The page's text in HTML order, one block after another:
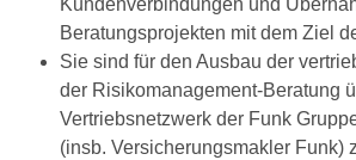
Kundenverbindungen und
Beratungsprojekten mit dem Ziel
Sie sind für den Ausbau der
der Risikomanagement-Beratung
Vertriebsnetzwerk der Funk
(insb. Versicherungsmakler Funk)